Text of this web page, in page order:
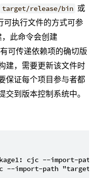
target/release/bin 或
可执行文件的方式可参
此命令会创建
可传递依赖项的确切版
建，需要更新该文件时
保证每个项目参与者都
到版本控制系统中。
cjc --import-
--import-path